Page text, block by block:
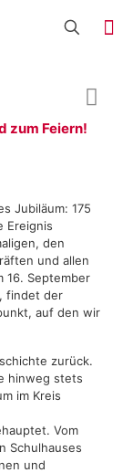
zum Feiern!
Jubiläum: 175
Ereignis
den
und allen
16. September
findet der
auf den wir
zurück.
hinweg stets
im Kreis
Vom
Schulhauses
und